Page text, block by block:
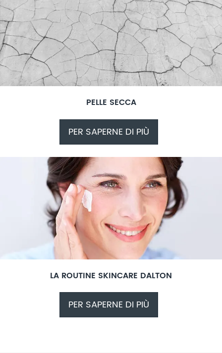
PELLE SECCA
PER SAPERNE DI PIÙ
LA ROUTINE SKINCARE DALTON
PER SAPERNE DI PIÙ